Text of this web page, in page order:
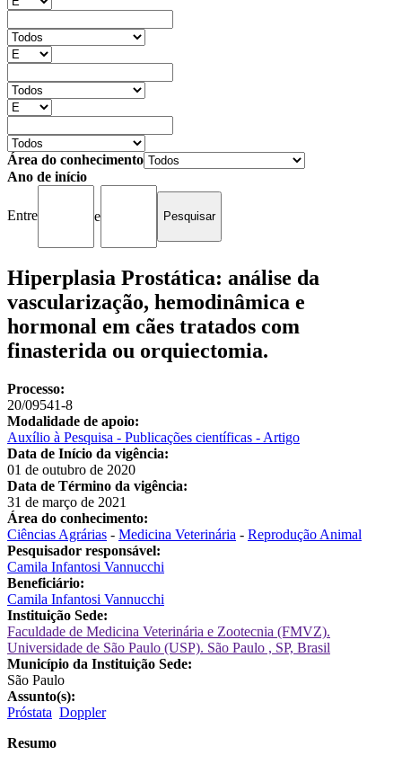
Área do conhecimento
Ano de início
Entre e
Hiperplasia Prostática: análise da
vascularização, hemodinâmica e
hormonal em cães tratados com
finasterida ou orquiectomia.
Processo:
20/09541-8
Modalidade de apoio:
Auxílio à Pesquisa - Publicações científicas - Artigo
Data de Início da vigência:
01 de outubro de 2020
Data de Término da vigência:
31 de março de 2021
Área do conhecimento:
Ciências Agrárias - Medicina Veterinária - Reprodução Animal
Pesquisador responsável:
Camila Infantosi Vannucchi
Beneficiário:
Camila Infantosi Vannucchi
Instituição Sede:
Faculdade de Medicina Veterinária e Zootecnia (FMVZ).
Universidade de São Paulo (USP). São Paulo , SP, Brasil
Município da Instituição Sede:
São Paulo
Assunto(s):
Próstata Doppler
Resumo